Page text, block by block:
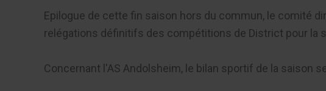
Epilogue de cette fin saison hors du commun, le comité
relégations définitifs des compétitions de District pour la
Concernant l'AS Andolsheim, le bilan sportif de la saison